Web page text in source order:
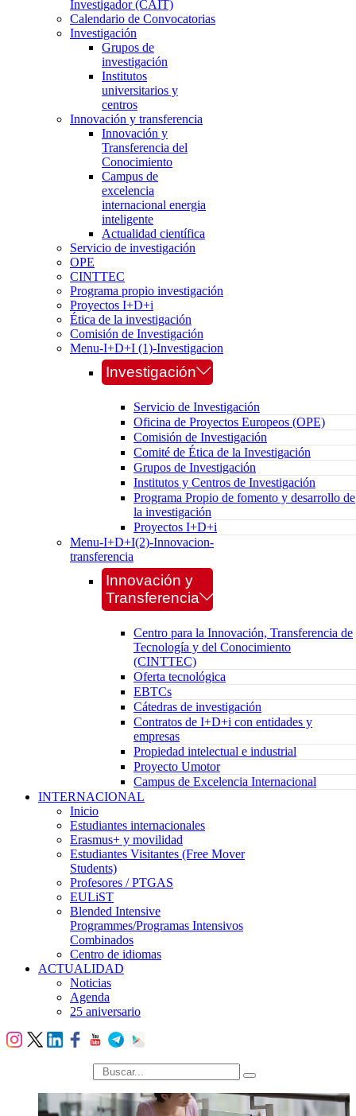
Investigador (CAIT)
Calendario de Convocatorias
Investigación
Grupos de
investigación
Institutos
universitarios y
centros
Innovación y transferencia
Innovación y
Transferencia del
Conocimiento
Campus de
excelencia
internacional energia
inteligente
Actualidad científica
Servicio de investigación
OPE
CINTTEC
Programa propio investigación
Proyectos I+D+i
Ética de la investigación
Comisión de Investigación
Menu-I+D+I (1)-Investigacion
Investigación
Servicio de Investigación
Oficina de Proyectos Europeos (OPE)
Comisión de Investigación
Comité de Ética de la Investigación
Grupos de Investigación
Institutos y Centros de Investigación
Programa Propio de fomento y desarrollo de
la investigación
Proyectos I+D+i
Menu-I+D+I(2)-Innovacion-
transferencia
Innovación y
Transferencia
Centro para la Innovación, Transferencia de
Tecnología y del Conocimiento
(CINTTEC)
Oferta tecnológica
EBTCs
Cátedras de investigación
Contratos de I+D+i con entidades y
empresas
Propiedad intelectual e industrial
Proyecto Umotor
Campus de Excelencia Internacional
INTERNACIONAL
Inicio
Estudiantes internacionales
Erasmus+ y movilidad
Estudiantes Visitantes (Free Mover
Students)
Profesores / PTGAS
EULiST
Blended Intensive
Programmes/Programas Intensivos
Combinados
Centro de idiomas
ACTUALIDAD
Noticias
Agenda
25 aniversario
búsqueda